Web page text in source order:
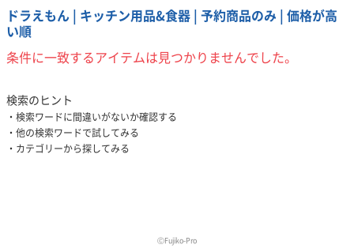
ドラえもん | キッチン用品&食器 | 予約商品のみ | 価格が高
い順
条件に一致するアイテムは見つかりませんでした。
検索のヒント
検索ワードに間違いがないか確認する
他の検索ワードで試してみる
カテゴリーから探してみる
ⒸFujiko-Pro